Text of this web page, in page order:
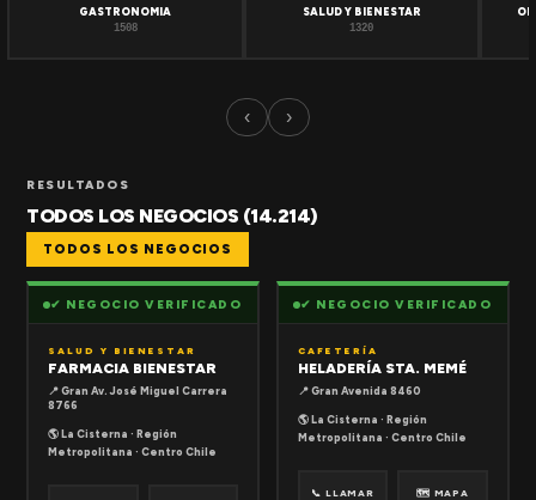
GASTRONOMIA
1508
SALUD Y BIENESTAR
1320
‹ ›
RESULTADOS
TODOS LOS NEGOCIOS (14.214)
TODOS LOS NEGOCIOS
✔ NEGOCIO VERIFICADO
SALUD Y BIENESTAR
FARMACIA BIENESTAR
📍 Gran Av. José Miguel Carrera
8766
🌎 La Cisterna · Región
Metropolitana · Centro Chile
✔ NEGOCIO VERIFICADO
CAFETERÍA
HELADERÍA STA. MEMÉ
📍 Gran Avenida 8460
🌎 La Cisterna · Región
Metropolitana · Centro Chile
📞 LLAMAR 🗺 MAPA